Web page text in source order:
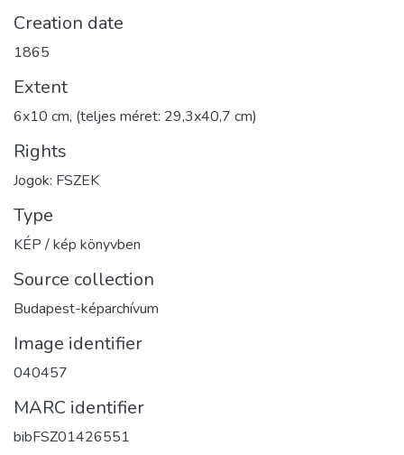
Creation date
1865
Extent
6x10 cm, (teljes méret: 29,3x40,7 cm)
Rights
Jogok: FSZEK
Type
KÉP / kép könyvben
Source collection
Budapest-képarchívum
Image identifier
040457
MARC identifier
bibFSZ01426551